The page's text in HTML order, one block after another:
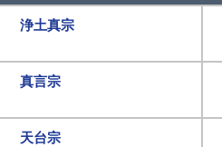
浄土真宗
真言宗
天台宗